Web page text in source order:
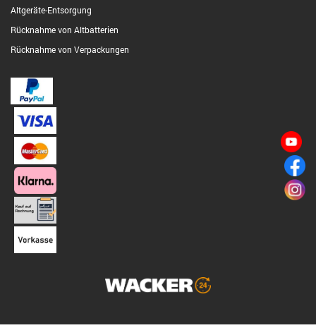
Altgeräte-Entsorgung
Rücknahme von Altbatterien
Rücknahme von Verpackungen